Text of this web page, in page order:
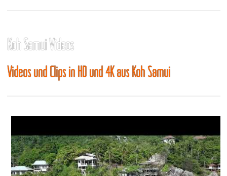
Koh Samui Videos
Videos und Clips in HD und 4K aus Koh Samui